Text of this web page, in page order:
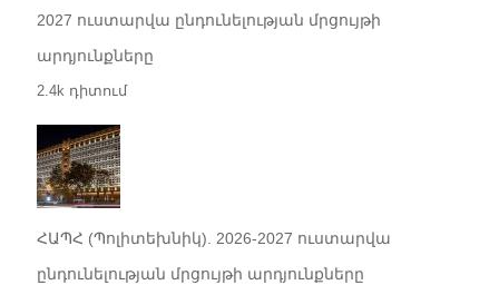
2027 ուստարվա ընդունելության մրցույթի
արդյունքները
2.4k դիտում
ՀԱՊՀ (Պոլիտեխնիկ). 2026-2027 ուստարվա
ընդունելության մրցույթի արդյունքները